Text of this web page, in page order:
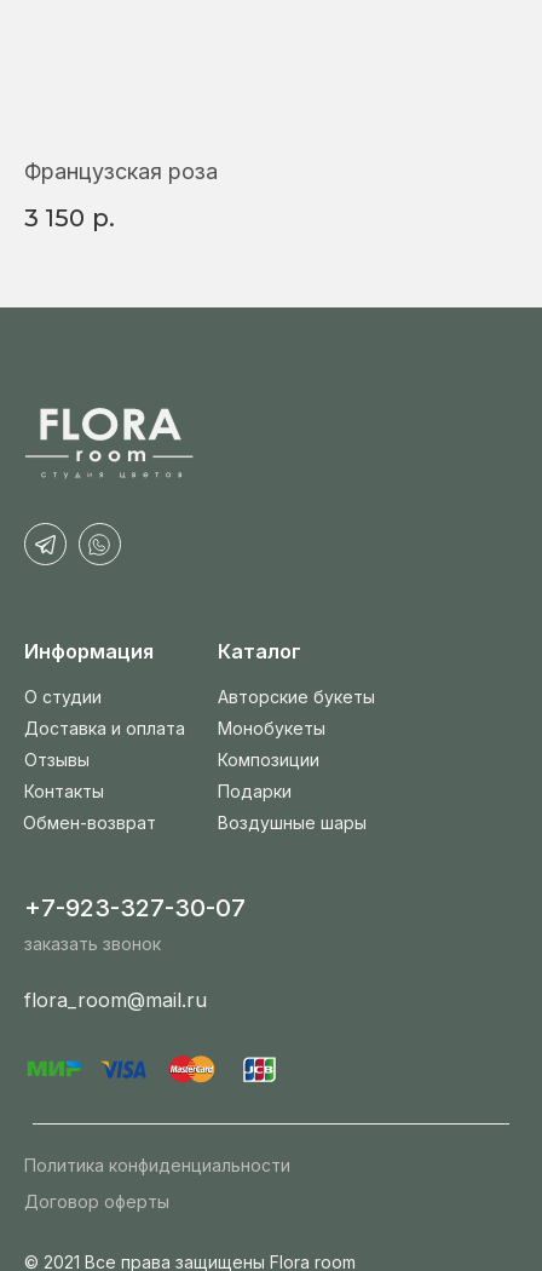
Французская роза
3 150 р.
Авторские букеты
Композиции
Подарки
Монобукеты
Каталог
+7-923-327-30-07
Политика конфиденциальности
flora_room@mail.ru
Договор оферты
Информация
заказать звонок
© 2021 Все права защищены Flora room
О студии
Отзывы
Доставка и оплата
Контакты
Обмен-возврат
Воздушные шары